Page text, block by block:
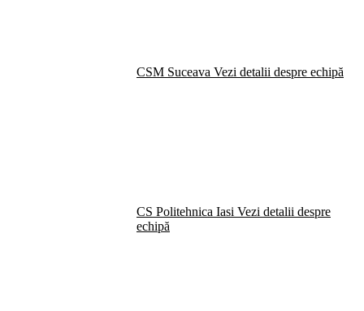
CSM Suceava Vezi detalii despre echipă
CS Politehnica Iasi Vezi detalii despre
echipă